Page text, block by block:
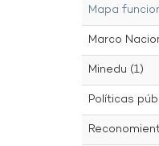
Mapa
Marco
Minedu (1)
Políticas